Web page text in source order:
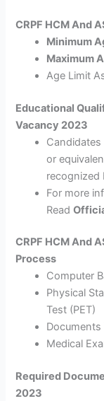
CRPF HCM And
Minimum
Maximum
Age Limit
Educational
Vacancy 2023
or
recognized
For more
Read
CRPF HCM And
Process
Computer
Physical
Test (PET)
Documents
Medical
Required
2023